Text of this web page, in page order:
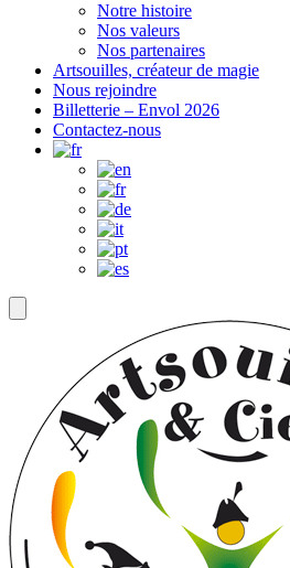
Notre histoire
Nos valeurs
Nos partenaires
Artsouilles, créateur de magie
Nous rejoindre
Billetterie – Envol 2026
Contactez-nous